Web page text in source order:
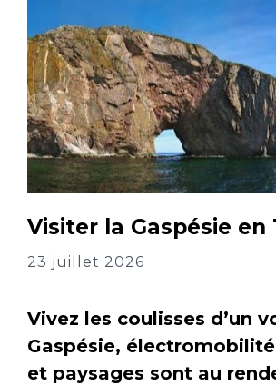
Visiter la Gaspésie en
23 juillet 2026
Vivez les coulisses d’un
Gaspésie,
et paysages sont au